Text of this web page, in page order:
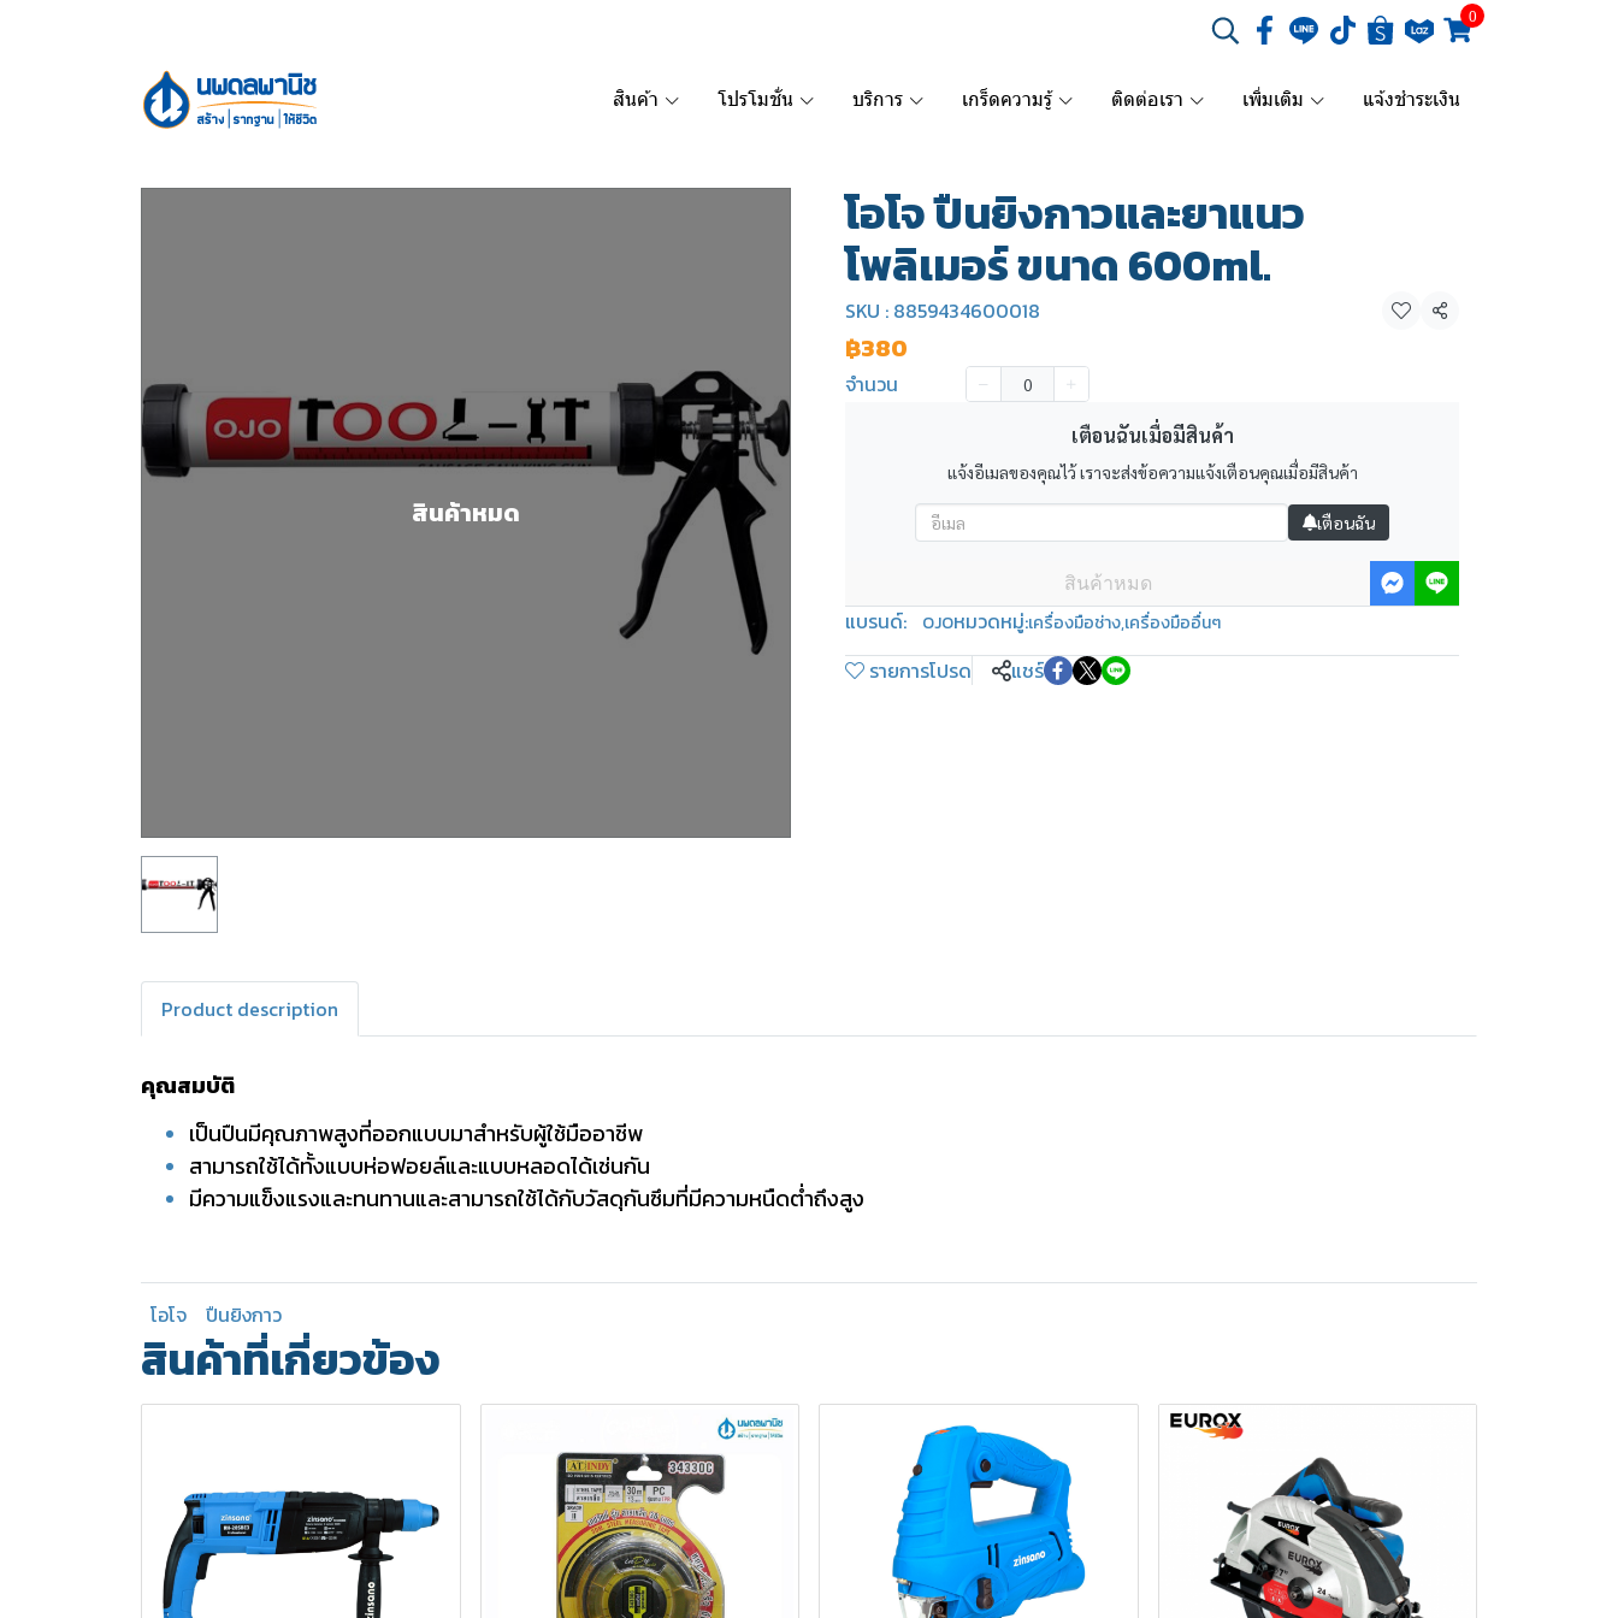
0
สินค้า โปรโมชั่น บริการ เกร็ดความรู้ ติดต่อเรา เพิ่มเติม แจ้งชำระเงิน
สินค้าหมด
โอโจ ปืนยิงกาวและยาแนว
โพลิเมอร์ ขนาด 600ml.
SKU : 8859434600018 แชร์
฿380
จำนวน
เตือนฉันเมื่อมีสินค้า
แจ้งอีเมลของคุณไว้ เราจะส่งข้อความแจ้งเตือนคุณเมื่อมีสินค้า
เตือนฉัน
สินค้าหมด
แบรนด์: OJOหมวดหมู่:เครื่องมือช่าง,เครื่องมืออื่นๆ
รายการโปรด แชร์
Product description
คุณสมบัติ
เป็นปืนมีคุณภาพสูงที่ออกแบบมาสำหรับผู้ใช้มืออาชีพ
สามารถใช้ได้ทั้งแบบห่อฟอยล์และแบบหลอดได้เช่นกัน
มีความแข็งแรงและทนทานและสามารถใช้ได้กับวัสดุกันซึมที่มีความหนืดต่ำถึงสูง
โอโจ ปืนยิงกาว
สินค้าที่เกี่ยวข้อง